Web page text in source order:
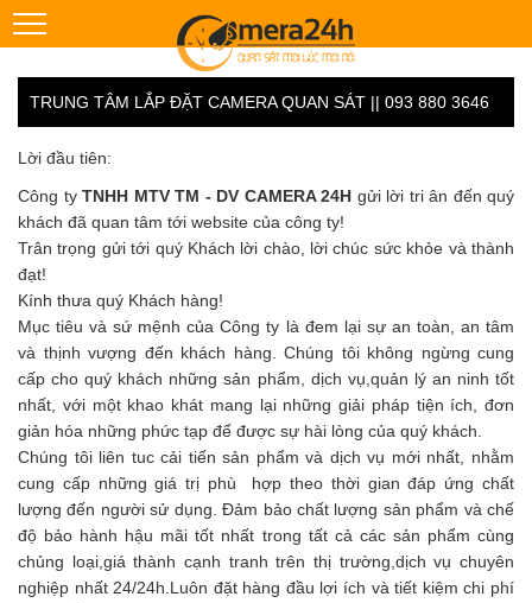
TRUNG TÂM LẮP ĐẶT CAMERA QUAN SÁT || 093 880 3646
Lời đầu tiên:
Công ty TNHH MTV TM - DV CAMERA 24H gửi lời tri ân đến quý
khách đã quan tâm tới website của công ty!
Trân trọng gửi tới quý Khách lời chào, lời chúc sức khỏe và thành
đạt!
Kính thưa quý Khách hàng!
Mục tiêu và sứ mệnh của Công ty là đem lại sự an toàn, an tâm
và thịnh vượng đến khách hàng. Chúng tôi không ngừng cung
cấp cho quý khách những sản phẩm, dịch vụ,quản lý an ninh tốt
nhất, với một khao khát mang lại những giải pháp tiện ích, đơn
giản hóa những phức tạp để được sự hài lòng của quý khách.
Chúng tôi liên tuc cải tiến sản phẩm và dịch vụ mới nhất, nhằm
cung cấp những giá trị phù hợp theo thời gian đáp ứng chất
lượng đến người sử dụng. Đảm bảo chất lượng sản phẩm và chế
độ bảo hành hậu mãi tốt nhất trong tất cả các sản phẩm cùng
chủng loại,giá thành cạnh tranh trên thị trường,dịch vụ chuyên
nghiệp nhất 24/24h.Luôn đặt hàng đầu lợi ích và tiết kiệm chi phí